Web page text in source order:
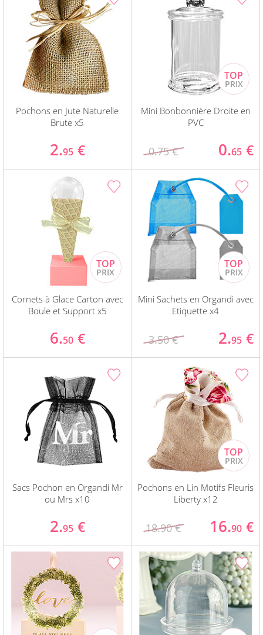
Pochons en Jute Naturelle
Brute x5
2.95 €
Mini Bonbonnière Droite en
PVC
0.75 € 0.65 €
Cornets à Glace Carton avec
Boule et Support x5
6.50 €
Mini Sachets en Organdi avec
Etiquette x4
3.50 € 2.95 €
Sacs Pochon en Organdi Mr
ou Mrs x10
2.95 €
Pochons en Lin Motifs Fleuris
Liberty x12
18.90 € 16.90 €